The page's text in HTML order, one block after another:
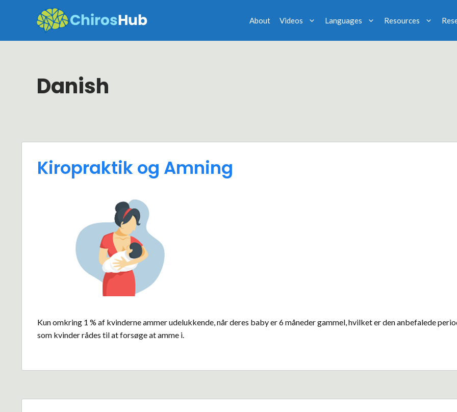
About Videos Languages Resources
Danish
Kiropraktik og Amning
Kun omkring 1 % af kvinderne ammer udelukkende, når deres baby er 6 måneder gammel, hvilket er den anbefalede
som kvinder rådes til at forsøge at amme i.